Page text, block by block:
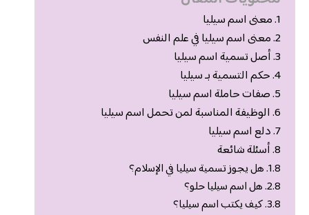
معنى اسم سيليا
معنى اسم سيليا في علم النفس
أصل تسمية اسم سيليا
حكم التسمية بـ سيليا
صفات حاملة اسم سيليا
الوظيفة المناسبة لمن تحمل اسم سيليا
دلع اسم سيليا
أسئلة شائعة
هل يجوز تسمية سيليا في الإسلام؟
هل اسم سيليا حلو؟
كيف يكتب اسم سيليا؟